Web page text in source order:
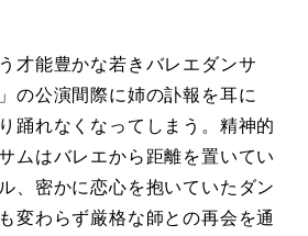
才能豊かな若きバレエダンサ
の公演間際に姉の訃報を耳に
踊れなくなってしまう。精神的
ムはバレエから距離を置いてい
、密かに恋心を抱いていたダン
変わらず厳格な師との再会を通